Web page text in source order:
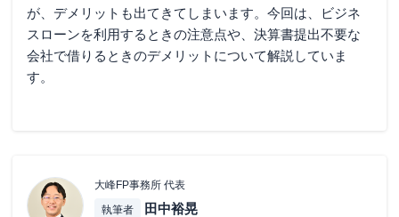
が、デメリットも出てきてしまいます。今回は、ビジネ
スローンを利用するときの注意点や、決算書提出不要な
会社で借りるときのデメリットについて解説していま
す。
大峰FP事務所 代表
執筆者
田中裕晃